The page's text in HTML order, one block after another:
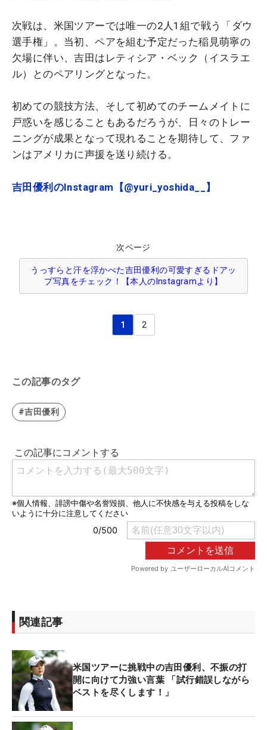
次戦は、米国ツアーでは唯一の2人1組で戦う「ダウ
選手権」。当初、ペアを組む予定だった稲見萌寧の
欠場に伴い、吉田はレティシア・ベック（イスラエ
ル）とのペアリングとなった。
初めての競技方法、そして初めてのチームメイトに
戸惑いを感じることもあるだろうが、日々のトレー
ニングが成果となって現れることを期待して、 ファ
ンはアメリカに声援を送り続ける。
吉田優利のInstagram【@yuri_yoshida__】
次ページ
うっすらと汗を浮かべた吉田優利の可愛すぎるドアッ
プ写真をチェック！【本人のInstagramより】
1 2
この記事のタグ
#吉田優利
関連記事
米国ツアーに挑戦中の吉田優利、不振の打
開に向けて力強い言葉 「試行錯誤しながら
ベストを尽くします！」